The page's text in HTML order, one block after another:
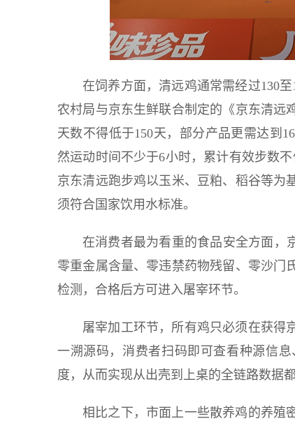
在饲养方面，清远鸡通常需经过130
农村局与京东生鲜联合制定的《京东清远
天数不得低于150天，部分产品更需达到
然运动时间不少于6小时，累计有效步数
京东清远跑步鸡以玉米、豆粕、稻谷等为
须符合国家饮用水标准。
在消费者最为看重的食品安全方面，
零重金属含量、零违禁药物残留、零沙门
检测，合格后方可进入屠宰环节。
屠宰加工环节，所有鸡只必须在获得
一溯源码，消费者扫码即可查看种源信
度，从而实现从出壳到上桌的全链路数据
相比之下，市面上一些散养鸡的养殖